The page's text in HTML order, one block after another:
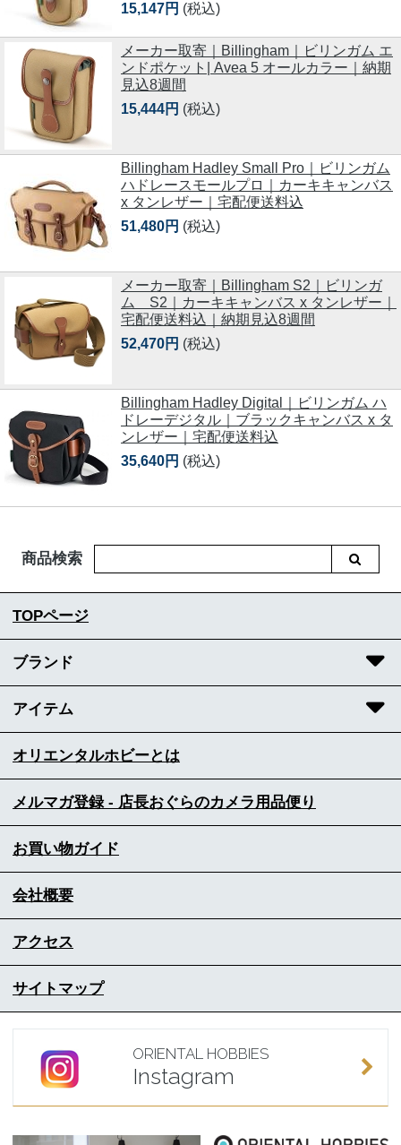
15,147円 (税込)
メーカー取寄｜Billingham｜ビリンガム エ
ンドポケット| Avea 5 オールカラー｜納期
見込8週間
15,444円 (税込)
Billingham Hadley Small Pro｜ビリンガム
ハドレースモールプロ｜カーキキャンバス
x タンレザー｜宅配便送料込
51,480円 (税込)
メーカー取寄｜Billingham S2｜ビリンガ
ム S2｜カーキキャンバス x タンレザー｜
宅配便送料込｜納期見込8週間
52,470円 (税込)
Billingham Hadley Digital｜ビリンガム ハ
ドレーデジタル｜ブラックキャンバス x タ
ンレザー｜宅配便送料込
35,640円 (税込)
商品検索
TOPページ
ブランド
アイテム
オリエンタルホビーとは
メルマガ登録 - 店長おぐらのカメラ用品便り
お買い物ガイド
会社概要
アクセス
サイトマップ
ORIENTAL HOBBIES
Instagram